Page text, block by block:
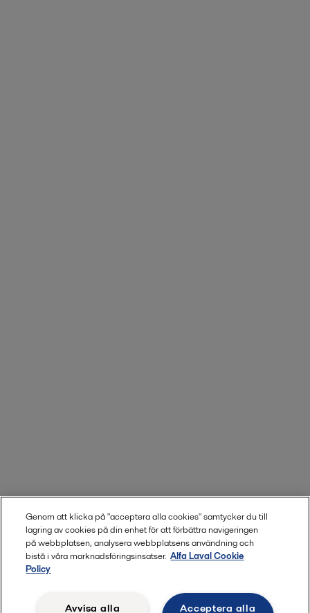
Genom att klicka på "acceptera alla cookies" samtycker du till
lagring av cookies på din enhet för att förbättra navigeringen
på webbplatsen, analysera webbplatsens användning och
bistå i våra marknadsföringsinsatser. Alfa Laval Cookie
Policy
Acceptera alla
Avvisa alla